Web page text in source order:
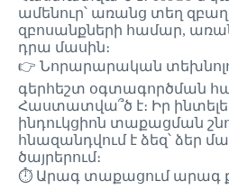
ամենուր՝ առանց տեղ
զբոսանքների համար,
դրա մասին։
👉 Նորարարական
գերհեշտ օգտագործման
Հաստատվա՞ծ է։ Իր
ինդուկցիոն տաքացման
հնազանդվում է ձեզ՝ ձեր
ծայրերում։
⏱️ Արագ տաքացում արագ